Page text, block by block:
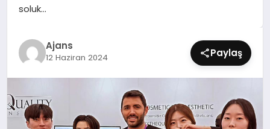
YAŞAM
soluk…
Ajans
12 Haziran 2024 Paylaş